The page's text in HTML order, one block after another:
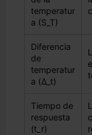
temperatur
a (S_T)
Diferencia
de
temperatur
a (Δ_t)
Tiempo de
respuesta
(t_r)